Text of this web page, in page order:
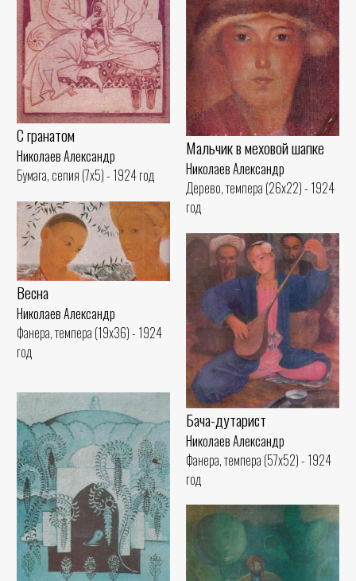
С гранатом
Николаев Александр
Бумага, сепия (7x5) - 1924 год
Мальчик в меховой шапке
Николаев Александр
Дерево, темпера (26x22) - 1924
год
Весна
Николаев Александр
Фанера, темпера (19x36) - 1924
год
Бача-дутарист
Николаев Александр
Фанера, темпера (57x52) - 1924
год